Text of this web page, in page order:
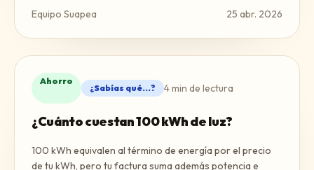
Equipo Suapea 25 abr. 2026
Ahorro
¿Sabías qué...? 4min de lectura
¿Cuánto cuestan 100 kWh de luz?
100 kWh equivalen al término de energía por el precio
de tu kWh, pero tu factura suma además potencia e